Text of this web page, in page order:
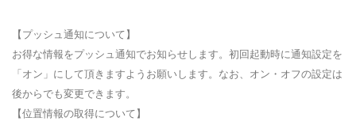
【プッシュ通知について】
お得な情報をプッシュ通知でお知らせします。初回起動時に通知設定を
「オン」にして頂きますようお願いします。なお、オン・オフの設定は
後からでも変更できます。
【位置情報の取得について】